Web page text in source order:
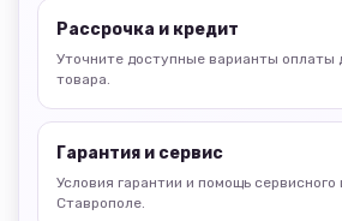
Рассрочка и кредит
Уточните доступные варианты оплаты
товара.
Гарантия и сервис
Условия гарантии и помощь сервисного
Ставрополе.